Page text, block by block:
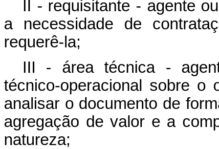
II - requisitante - agente
a necessidade de
requerê-la;
III - área técnica -
técnico-operacional sobre o
analisar o documento de
agregação de valor e a
natureza;